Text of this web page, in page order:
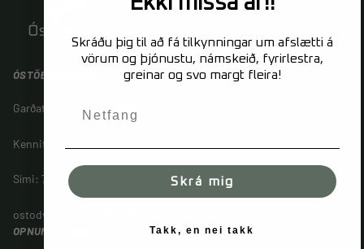
ÓSTÖÐVANDI EHF
Garðatorg 3, 210 Garðabæ
Kennitala: 460618-0450
Sími: 771-7910 / 869-6916
ostodvandi@ostodvandi.is
OPNUNARTÍMAR
Skráðu þig til að fá tilkynningar um afslætti á
vörum og þjónustu, námskeið, fyrirlestra,
greinar og svo margt fleira!
Skrá mig
Takk, en nei takk